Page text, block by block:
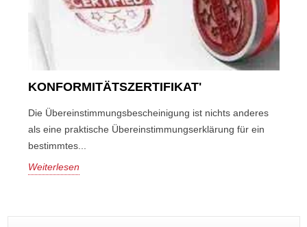
KONFORMITÄTSZERTIFIKAT'
Die Übereinstimmungsbescheinigung ist nichts anderes
als eine praktische Übereinstimmungserklärung für ein
bestimmtes...
Weiterlesen